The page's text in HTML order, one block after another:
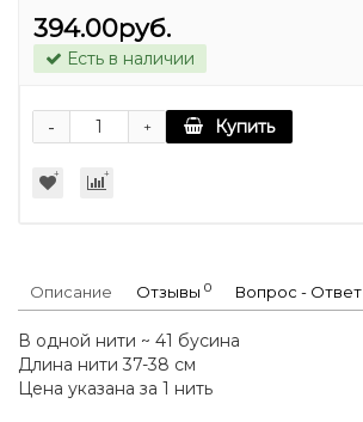
394.00руб.
Есть в наличии
+
- Купить
Описание Отзывы 0 Вопрос - Ответ
В одной нити ~ 41 бусина
Длина нити 37-38 см
Цена указана за 1 нить